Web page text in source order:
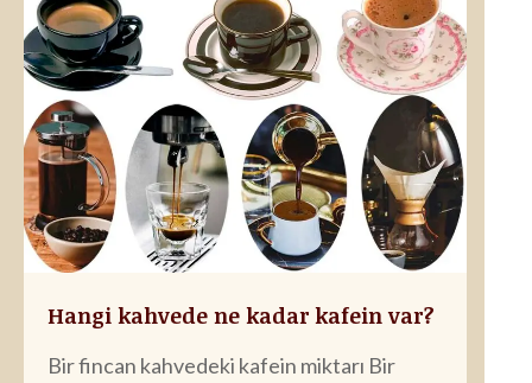
Hangi kahvede ne kadar kafein var?
Bir fincan kahvedeki kafein miktarı Bir